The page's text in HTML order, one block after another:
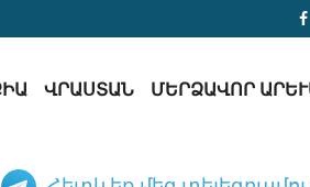
ՎՐԱՍՏԱՆ ՄԵՐՁԱՎՈՐ